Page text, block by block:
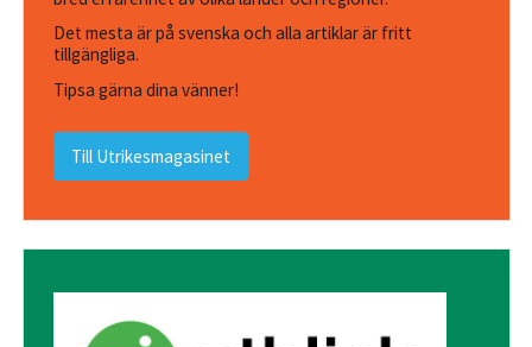
Det mesta är på svenska och alla artiklar är fritt
tillgängliga.
Tipsa gärna dina vänner!
Till Utrikesmagasinet